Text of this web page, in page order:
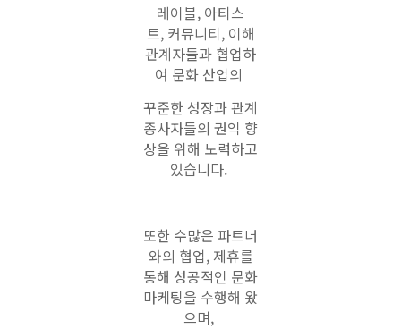
레이블, 아티스
트, 커뮤니티, 이해
관계자들과 협업하
여 문화 산업의
꾸준한 성장과 관계
종사자들의 권익 향
상을 위해 노력하고
있습니다.
또한 수많은 파트너
와의 협업, 제휴를
통해 성공적인 문화
마케팅을 수행해 왔
으며,